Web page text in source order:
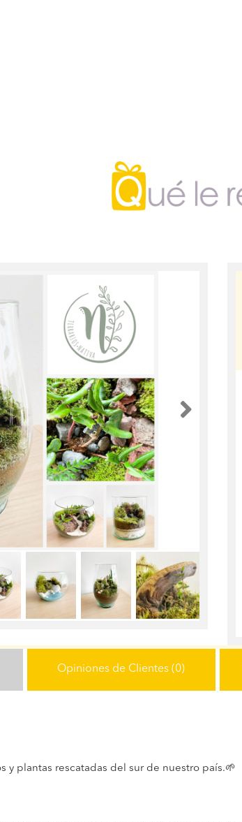
Opiniones de Clientes (0)
y plantas rescatadas del sur de nuestro país.🌱